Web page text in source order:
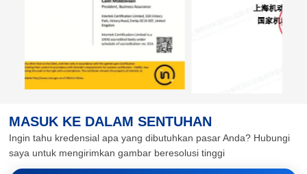
MASUK KE DALAM SENTUHAN
Ingin tahu kredensial apa yang dibutuhkan pasar Anda? Hubungi
saya untuk mengirimkan gambar beresolusi tinggi